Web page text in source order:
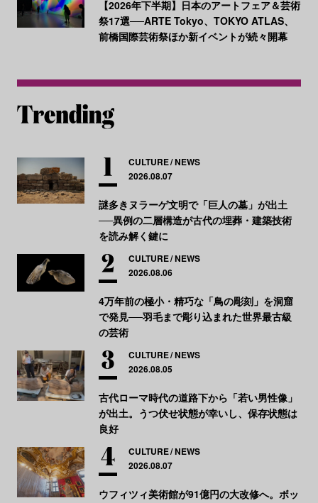
【2026年下半期】日本のアートフェア＆芸術
祭17選──ARTE Tokyo、TOKYO ATLAS、
前橋国際芸術祭ほか新イベントが続々開幕
CULTURE NEWS
2026.08.07
謎多きヌラーゲ文明で「巨人の墓」が出土
──異例の二層構造が古代の埋葬・建築技術
を読み解く鍵に
CULTURE NEWS
2026.08.06
4万年前の極小・精巧な「鳥の彫刻」を洞窟
で発見──羽毛まで彫り込まれた世界最古級
の芸術
CULTURE NEWS
2026.08.05
古代ローマ時代の道路下から「若い男性像」
が出土。うつ伏せ状態が幸いし、保存状態は
良好
CULTURE NEWS
2026.08.07
ウフィツィ美術館が91億円の大改修へ。ボッ